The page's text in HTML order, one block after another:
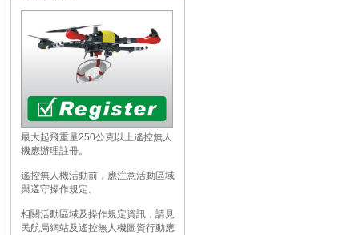
最大起飛重量250公克以上遙控無人
機應辦理註冊。
遙控無人機活動前，應注意活動區域
與遵守操作規定。
相關活動區域及操作規定資訊，請見
民航局網站及遙控無人機圖資行動應